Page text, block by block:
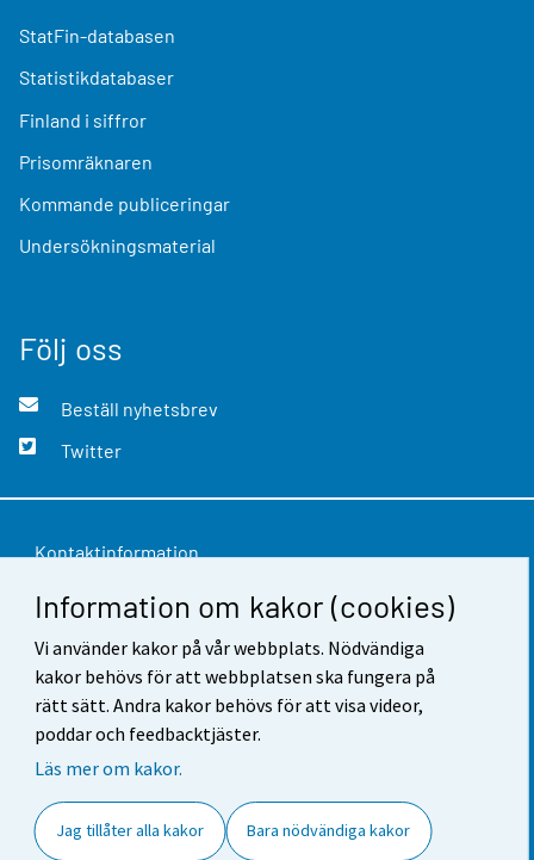
Information om kakor (cookies)
Vi använder kakor på vår webbplats. Nödvändiga
kakor behövs för att webbplatsen ska fungera på
rätt sätt. Andra kakor behövs för att visa videor,
poddar och feedbacktjäster.
Läs mer om kakor.
Jag tillåter alla kakor Bara nödvändiga kakor
StatFin-databasen
Statistikdatabaser
Finland i siffror
Prisomräknaren
Kommande publiceringar
Undersökningsmaterial
Följ oss
Beställ nyhetsbrev
Twitter
Kontaktinformation
Respons
Användarvillkor
Dataskydd
Tillgänglighet
Cookie-inställningar